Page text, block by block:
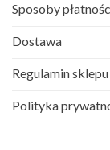
Sposoby
Dostawa
Regulamin sklepu
Polityka